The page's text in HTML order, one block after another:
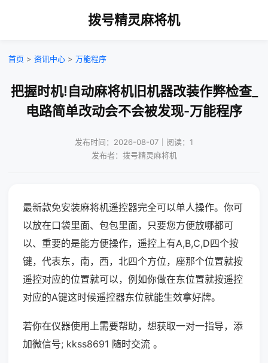
拨号精灵麻将机
首页 > 资讯中心 > 万能程序
把握时机!自动麻将机旧机器改装作弊检查_
电路简单改动会不会被发现-万能程序
发布时间：2026-08-07｜阅读：1
发布者：拨号精灵麻将机
最新款免安装麻将机遥控器完全可以单人操作。你可
以放在口袋里面、包包里面，只要您方便放哪都可
以、重要的是能方便操作，遥控上有A,B,C,D四个按
键，代表东，南，西，北四个方位，座那个位置就按
遥控对应的位置就可以，例如你做在东位置就按遥控
对应的A键这时候遥控器东位就能生效拿好牌。
若你在仪器使用上需要帮助，想获取一对一指导，添
加微信号; kkss8691 随时交流 。